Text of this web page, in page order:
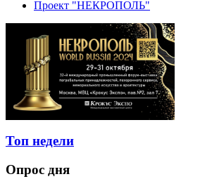
Проект "НЕКРОПОЛЬ"
Топ недели
Опрос дня